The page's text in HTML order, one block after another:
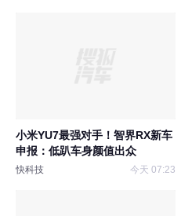
小米YU7最强对手！智界RX新车
申报：低趴车身颜值出众
快科技 今天 07:23